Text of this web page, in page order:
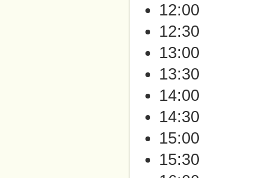
12:00
12:30
13:00
13:30
14:00
14:30
15:00
15:30